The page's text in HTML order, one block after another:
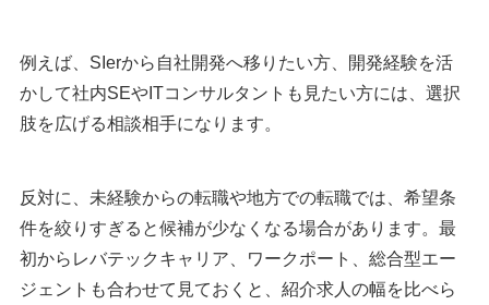
例えば、SIerから自社開発へ移りたい方、開発経験を活
かして社内SEやITコンサルタントも見たい方には、選択
肢を広げる相談相手になります。
反対に、未経験からの転職や地方での転職では、希望条
件を絞りすぎると候補が少なくなる場合があります。最
初からレバテックキャリア、ワークポート、総合型エー
ジェントも合わせて見ておくと、紹介求人の幅を比べら